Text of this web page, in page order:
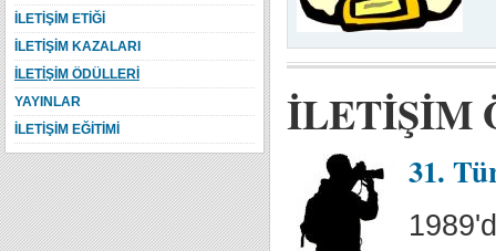
İLETİŞİM
31.
İLETİŞİM ETİĞİ
İLETİŞİM KAZALARI
İLETİŞİM ÖDÜLLERİ
YAYINLAR
İLETİŞİM EĞİTİMİ